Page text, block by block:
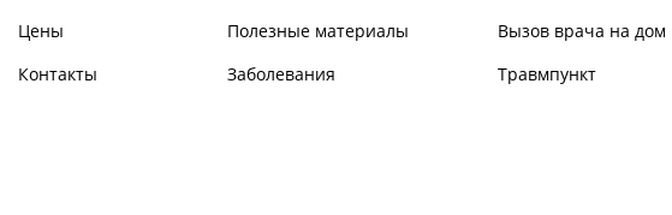
Цены
Контакты
Полезные материалы
Заболевания
Вызов врача на дом
Травмпункт